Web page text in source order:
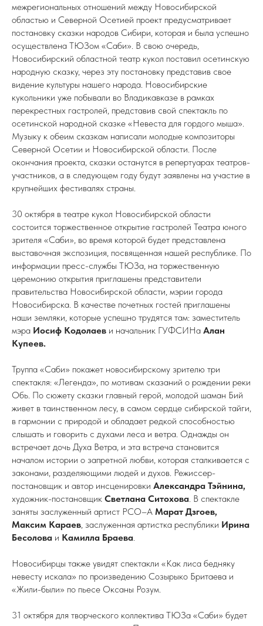
межрегиональных отношений между Новосибирской
областью и Северной Осетией проект предусматривает
постановку сказки народов Сибири, которая и была успешно
осуществлена ТЮЗом «Саби». В свою очередь,
Новосибирский областной театр кукол поставил осетинскую
народную сказку, через эту постановку представив свое
видение культуры нашего народа. Новосибирские
кукольники уже побывали во Владикавказе в рамках
перекрестных гастролей, представив свой спектакль по
осетинской народной сказке «Невеста для гордого мыша».
Музыку к обеим сказкам написали молодые композиторы
Северной Осетии и Новосибирской области. После
окончания проекта, сказки останутся в репертуарах театров-
участников, а в следующем году будут заявлены на участие в
крупнейших фестивалях страны.
30 октября в театре кукол Новосибирской области
состоится торжественное открытие гастролей Театра юного
зрителя «Саби», во время которой будет представлена
выставочная экспозиция, посвященная нашей республике. По
информации пресс-службы ТЮЗа, на торжественную
церемонию открытия приглашены представители
правительства Новосибирской области, мэрии города
Новосибирска. В качестве почетных гостей приглашены
наши земляки, которые успешно трудятся там: заместитель
мэра Иосиф Кодолаев и начальник ГУФСИНа Алан
Купеев.
Труппа «Саби» покажет новосибирскому зрителю три
спектакля: «Легенда», по мотивам сказаний о рождении реки
Обь. По сюжету сказки главный герой, молодой шаман Бий
живет в таинственном лесу, в самом сердце сибирской тайги,
в гармонии с природой и обладает редкой способностью
слышать и говорить с духами леса и ветра. Однажды он
встречает дочь Духа Ветра, и эта встреча становится
началом истории о запретной любви, которая сталкивается с
законами, разделяющими людей и духов. Режиссер-
постановщик и автор инсценировки Александра Тэйнина,
художник-постановщик Светлана Ситохова. В спектакле
заняты заслуженный артист РСО–А Марат Дзгоев,
Максим Караев, заслуженная артистка республики Ирина
Бесолова и Камилла Браева.
Новосибирцы также увидят спектакли «Как лиса бедняку
невесту искала» по произведению Созырыко Бритаева и
«Жили-были» по пьесе Оксаны Розум.
31 октября для творческого коллектива ТЮЗа «Саби» будет